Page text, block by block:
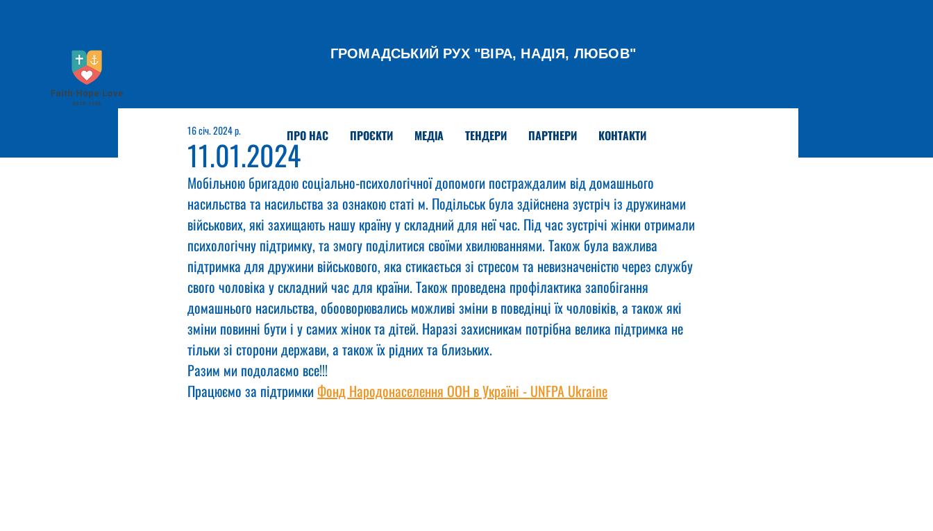
ГРОМАДСЬКИЙ РУХ "ВІРА, НАДІЯ, ЛЮБОВ"
ПРО НАС ПРОЄКТИ МЕДІА ТЕНДЕРИ ПАРТНЕРИ КОНТАКТИ
11.01.2024
16 січ. 2024 р.
Мобільною бригадою соціально-психологічної допомоги постраждалим від домашнього
насильства та насильства за ознакою статі м. Подільськ була здійснена зустріч із дружинами
військових, які захищають нашу країну у складний для неї час. Під час зустрічі жінки отримали
психологічну підтримку, та змогу поділитися своїми хвилюваннями. Також була важлива
підтримка для дружини військового, яка стикається зі стресом та невизначеністю через службу
свого чоловіка у складний час для країни. Також проведена профілактика запобігання
домашнього насильства, обооворювались можливі зміни в поведінці їх чоловіків, а також які
зміни повинні бути і у самих жінок та дітей. Наразі захисникам потрібна велика підтримка не
тільки зі сторони держави, а також їх рідних та близьких.
Разим ми подолаємо все!!!
Працюємо за підтримки Фонд Народонаселення ООН в Україні - UNFPA Ukraine